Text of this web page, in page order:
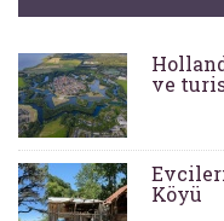
ve
Köyü